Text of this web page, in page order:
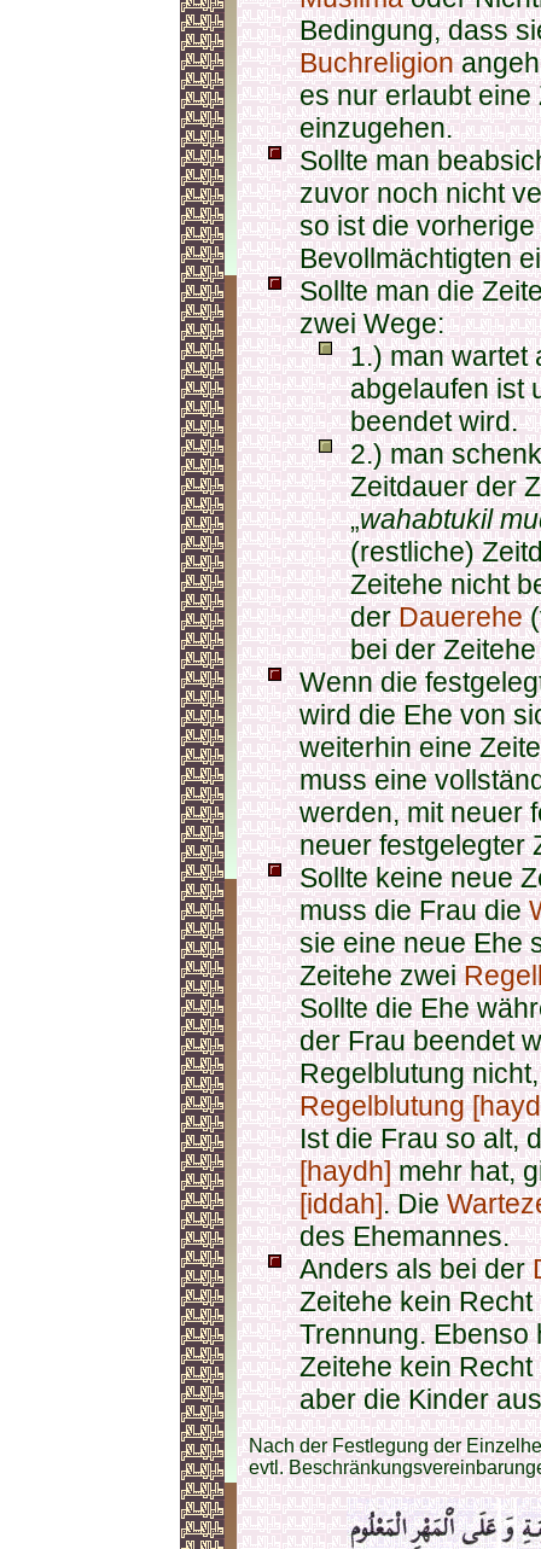
Bedingung, dass
Buchreligion
es nur erlaubt
einzugehen.
Sollte man
zuvor noch nicht
so ist die
Bevollmächtigten
Sollte man die
zwei Wege:
1.) man wartet
abgelaufen ist
beendet wird.
2.) man
Zeitdauer der
„wahabtukil
(restliche)
Zeitehe nicht
derDauerehe
bei der
Wenn die
wird die Ehe von
weiterhin eine
muss eine
werden, mit neuer
neuer festgelegter
Sollte keine neue
muss die Frau die
sie eine neue Ehe
Zeitehe zwei
Sollte die Ehe
der Frau beendet
Regelblutung
Regelblutung
Ist die Frau so alt,
[haydh]mehr hat,
[iddah]. Die
des Ehemannes.
Anders als bei der
Zeitehe kein
Trennung. Ebenso
Zeitehe kein
aber die Kinder
Nach der Festlegung der
evtl.